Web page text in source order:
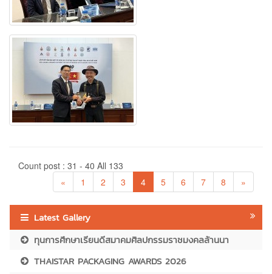
Count post : 31 - 40 All 133
«
1 2 3 4 5 6 7 8 »
Latest Gallery
ทุนการศึกษาเรียนดีสมาคมศิลปกรรมราชมงคลล้านนา
THAISTAR PACKAGING AWARDS 2026